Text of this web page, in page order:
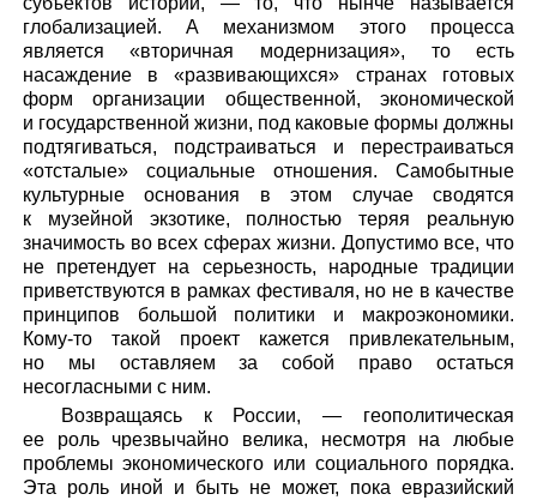
глобализацией. А механизмом этого процесса
является «вторичная модернизация», то есть
насаждение в «развивающихся» странах готовых
форм организации общественной, экономической
и государственной жизни, под каковые формы должны
подтягиваться, подстраиваться и перестраиваться
«отсталые» социальные отношения. Самобытные
культурные основания в этом случае сводятся
к музейной экзотике, полностью теряя реальную
значимость во всех сферах жизни. Допустимо все, что
не претендует на серьезность, народные традиции
приветствуются в рамках фестиваля, но не в качестве
принципов большой политики и макроэкономики.
Кому-то такой проект кажется привлекательным,
но мы оставляем за собой право остаться
несогласными с ним.
Возвращаясь к России, — геополитическая
ее роль чрезвычайно велика, несмотря на любые
проблемы экономического или социального порядка.
Эта роль иной и быть не может, пока евразийский